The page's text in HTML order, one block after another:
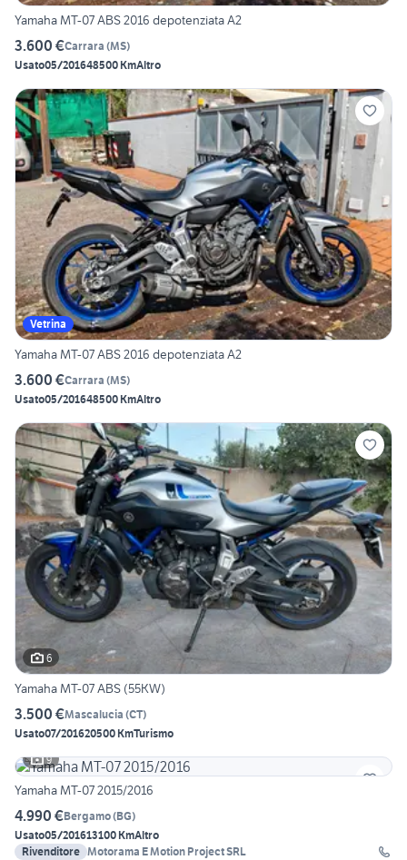
Yamaha MT-07 ABS 2016 depotenziata A2
3.600 €Carrara (MS)
Usato05/201648500 KmAltro
Vetrina
Yamaha MT-07 ABS 2016 depotenziata A2
3.600 €Carrara (MS)
Usato05/201648500 KmAltro
6
Yamaha MT-07 ABS (55KW)
3.500 €Mascalucia (CT)
Usato07/201620500 KmTurismo
9
Yamaha MT-07 2015/2016
4.990 €Bergamo(BG)
Usato05/201613100 KmAltro
Rivenditore Motorama E Motion Project SRL